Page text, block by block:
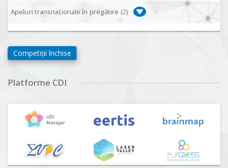
Apeluri transnaționale în pregătire (2)
biodiversitate, consecințe socio-ecologice și traiectorii
viitoare", Competiția 2026
n°5 (DUT-2026)
Lansare:01 Septembrie 2026
Competiții închise
Platforme CDI